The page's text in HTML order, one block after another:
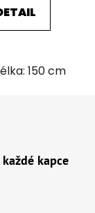
150 cm
kapce